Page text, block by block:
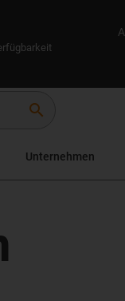
search
Unternehmen